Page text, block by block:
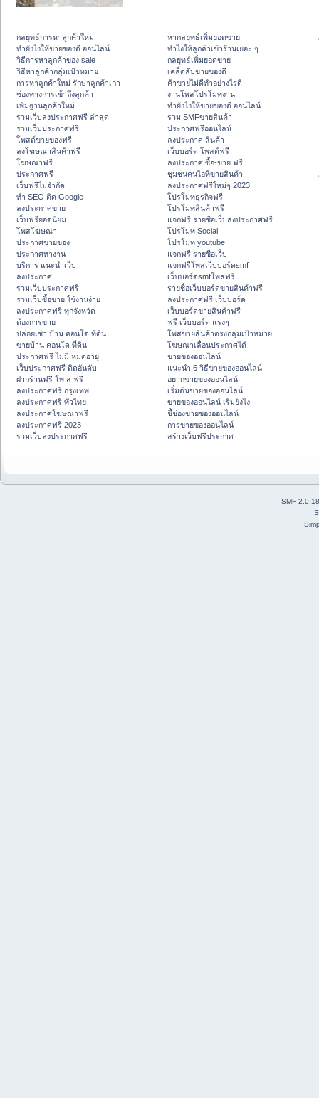
กลยุทธ์การหาลูกค้าใหม่
ทํายังไงให้ขายของดี ออนไลน์
วิธีการหาลูกค้าของ sale
วิธีหาลูกค้ากลุ่มเป้าหมาย
การหาลูกค้าใหม่ รักษาลูกค้าเก่า
ช่องทางการเข้าถึงลูกค้า
เพิ่มฐานลูกค้าใหม่
รวมเว็บลงประกาศฟรี ล่าสุด
รวมเว็บประกาศฟรี
โพสต์ขายของฟรี
ลงโฆษณาสินค้าฟรี
โฆษณาฟรี
ประกาศฟรี
เว็บฟรีไม่จำกัด
ทำ SEO ติด Google
ลงประกาศขาย
เว็บฟรียอดนิยม
โพสโฆษณา
ประกาศขายของ
ประกาศหางาน
บริการ แนะนำเว็บ
ลงประกาศ
รวมเว็บประกาศฟรี
รวมเว็บซื้อขาย ใช้งานง่าย
ลงประกาศฟรี ทุกจังหวัด
ต้องการขาย
ปล่อยเช่า บ้าน คอนโด ที่ดิน
ขายบ้าน คอนโด ที่ดิน
ประกาศฟรี ไม่มี หมดอายุ
เว็บประกาศฟรี ติดอันดับ
ฝากร้านฟรี โพ ส ฟรี
ลงประกาศฟรี กรุงเทพ
ลงประกาศฟรี ทั่วไทย
ลงประกาศโฆษณาฟรี
ลงประกาศฟรี 2023
รวมเว็บลงประกาศฟรี
หากลยุทธ์เพิ่มยอดขาย
ทําไงให้ลูกค้าเข้าร้านเยอะ ๆ
กลยุทธ์เพิ่มยอดขาย
เคล็ดลับขายของดี
ค้าขายไม่ดีทำอย่างไรดี
งานโพสโปรโมทงาน
ทํายังไงให้ขายของดี ออนไลน์
รวม SMFขายสินค้า
ประกาศฟรีออนไลน์
ลงประกาศ สินค้า
เว็บบอร์ด โพสต์ฟรี
ลงประกาศ ซื้อ-ขาย ฟรี
ชุมชนคนไอทีขายสินค้า
ลงประกาศฟรีใหม่ๆ 2023
โปรโมทธุรกิจฟรี
โปรโมทสินค้าฟรี
แจกฟรี รายชื่อเว็บลงประกาศฟรี
โปรโมท Social
โปรโมท youtube
แจกฟรี รายชื่อเว็บ
แจกฟรีโพสเว็บบอร์ดsmf
เว็บบอร์ดsmfโพสฟรี
รายชื่อเว็บบอร์ดขายสินค้าฟรี
ลงประกาศฟรี เว็บบอร์ด
เว็บบอร์ดขายสินค้าฟรี
ฟรี เว็บบอร์ด แรงๆ
โพสขายสินค้าตรงกลุ่มเป้าหมาย
โฆษณาเลื่อนประกาศได้
ขายของออนไลน์
แนะนำ 6 วิธีขายของออนไลน์
อยากขายของออนไลน์
เริ่มต้นขายของออนไลน์
ขายของออนไลน์ เริ่มยังไง
ชี้ช่องขายของออนไลน์
การขายของออนไลน์
สร้างเว็บฟรีประกาศ
SMF 2.0.18